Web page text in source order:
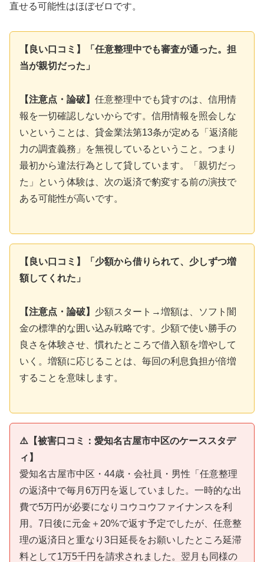
直せる可能性はほぼゼロです。
【良い口コミ】「任意整理中でも審査が通った。担
当が親切だった」
【注意点・論破】 任意整理中でも貸すのは、信用情
報を一切確認しないからです。信用情報を照会しな
いということは、貸金業法第13条が定める「返済能
力の調査義務」を無視しているということ。つまり
最初から違法行為として貸しています。「親切だっ
た」という体験は、次の返済で豹変する前の演技で
ある可能性が高いです。
【良い口コミ】「少額から借りられて、少しずつ増
額してくれた」
【注意点・論破】 少額スタート→増額は、ソフト闇
金の標準的な囲い込み戦略です。少額で使い勝手の
良さを体験させ、慣れたところで借入額を増やして
いく。増額に応じることは、毎回の利息負担が倍増
することを意味します。
⚠️【被害口コミ：愛知名古屋市中区のケーススタデ
ィ】
愛知名古屋市中区・44歳・会社員・男性「任意整理
の返済中で毎月6万円を返していました。一時的な出
費で5万円が必要になりコウコウファイナンスを利
用。7日後に元金＋20%で返す予定でしたが、任意整
理の返済日と重なり3日延長をお願いしたところ延滞
料として1万5千円を請求されました。翌月も同様の